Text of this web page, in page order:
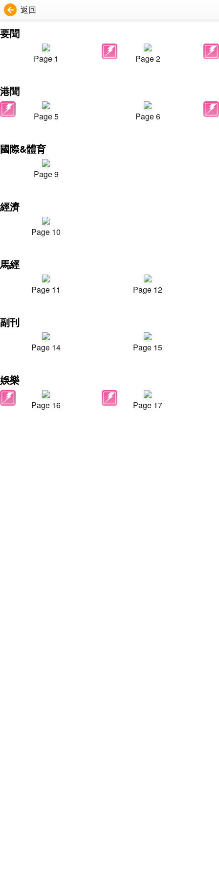
返回
要聞
Page 1 Page 2
港聞
Page 5 Page 6
國際&體育
Page 9
經濟
Page 10
馬經
Page 11 Page 12
副刊
Page 14 Page 15
娛樂
Page 16 Page 17